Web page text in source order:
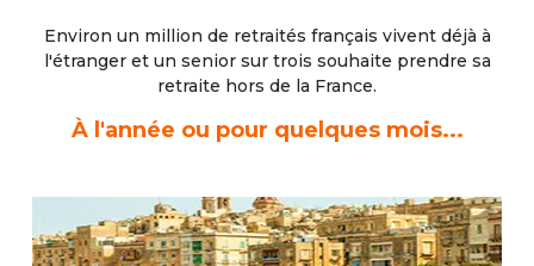
Environ un million de retraités français vivent déjà à
l'étrangeret un senior sur trois souhaite prendre sa
retraite hors de la France.
À l'année ou pour quelques mois...